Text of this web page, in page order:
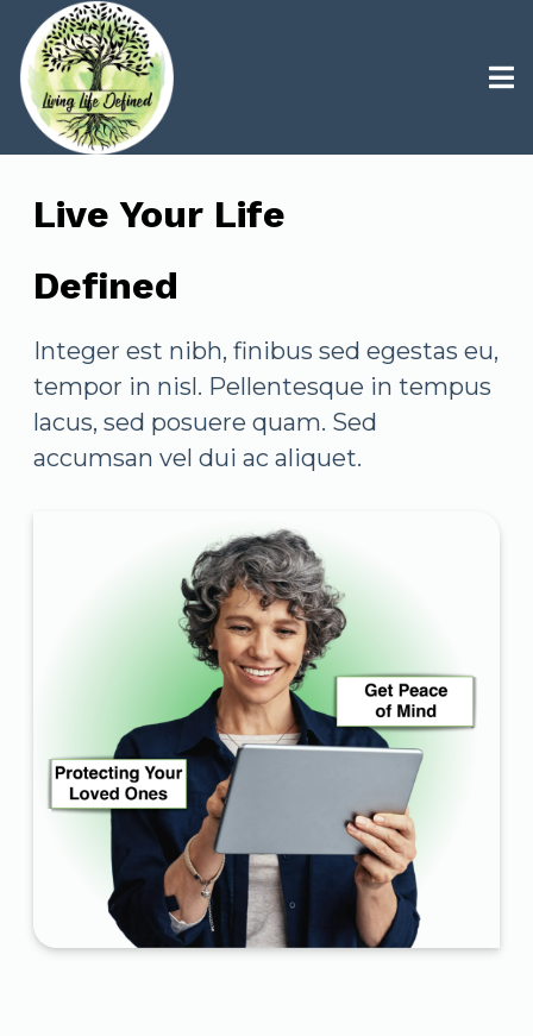
Live Your Life
Defined
Integer est nibh, finibus sed egestas eu,
tempor in nisl. Pellentesque in tempus
lacus, sed posuere quam. Sed
accumsan vel dui ac aliquet.